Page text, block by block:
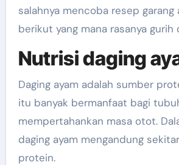
salahnya mencoba resep garang
berikut yang mana rasanya gurih
Nutrisi daging
Daging ayam adalah sumber
itu banyak bermanfaat bagi
mempertahankan masa otot.
daging ayam mengandung
protein.